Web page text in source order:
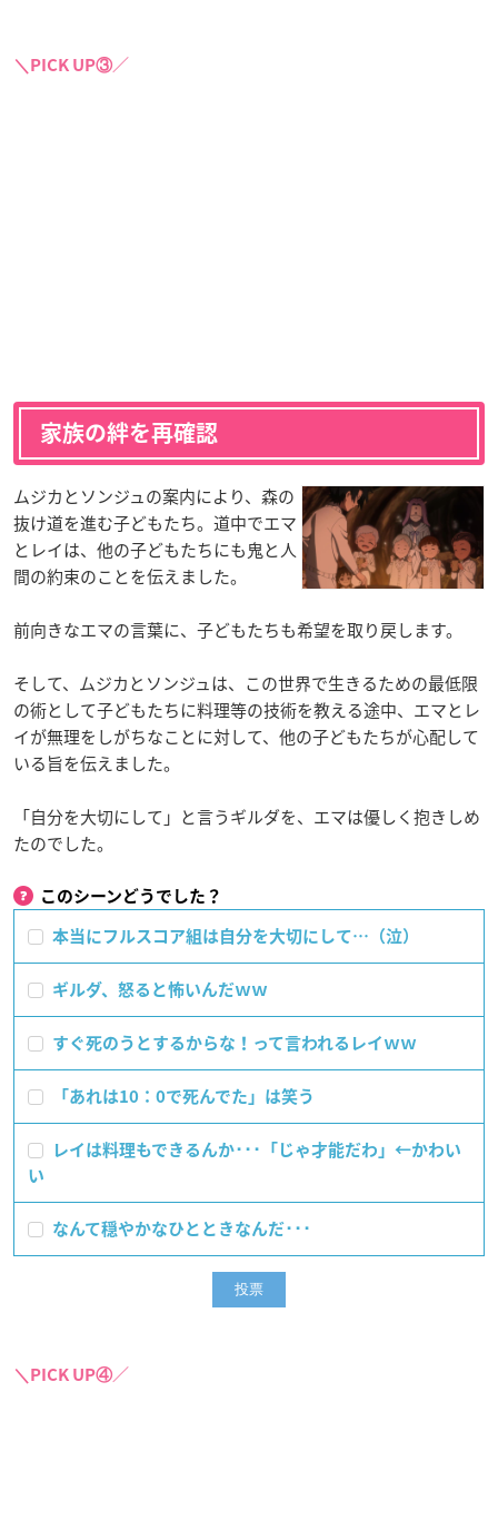
＼PICK UP③／
家族の絆を再確認
ムジカとソンジュの案内により、森の
抜け道を進む子どもたち。道中でエマ
とレイは、他の子どもたちにも鬼と人
間の約束のことを伝えました。
前向きなエマの言葉に、子どもたちも希望を取り戻します。
そして、ムジカとソンジュは、この世界で生きるための最低限
の術として子どもたちに料理等の技術を教える途中、エマとレ
イが無理をしがちなことに対して、他の子どもたちが心配して
いる旨を伝えました。
「自分を大切にして」と言うギルダを、エマは優しく抱きしめ
たのでした。
このシーンどうでした？
本当にフルスコア組は自分を大切にして…（泣）
ギルダ、怒ると怖いんだｗｗ
すぐ死のうとするからな！って言われるレイｗｗ
「あれは10：0で死んでた」は笑う
レイは料理もできるんか･･･「じゃ才能だわ」←かわい
い
なんて穏やかなひとときなんだ･･･
＼PICK UP④／